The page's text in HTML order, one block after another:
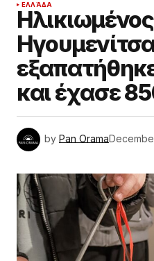
ΕΛΛΆΔΑ
και έχασε
by Pan Orama